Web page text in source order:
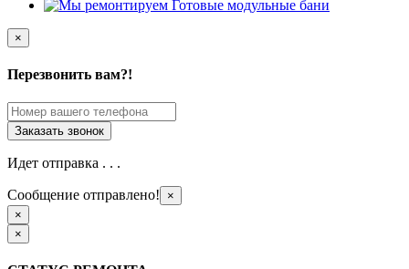
×
Перезвонить вам?!
Идет отправка . . .
Сообщение отправлено!
×
×
×